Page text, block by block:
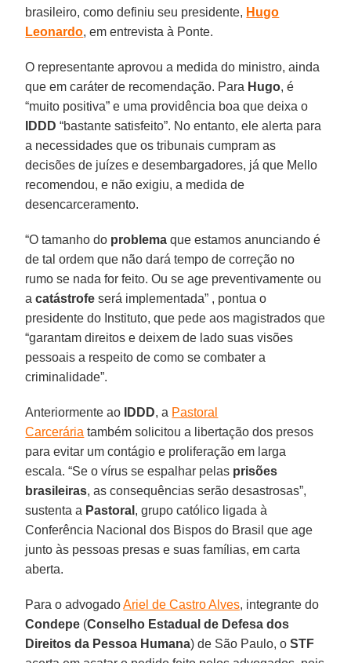
brasileiro, como definiu seu presidente, Hugo
Leonardo, em entrevista à Ponte.
O representante aprovou a medida do ministro, ainda
que em caráter de recomendação. Para Hugo, é
“muito positiva” e uma providência boa que deixa o
IDDD “bastante satisfeito”. No entanto, ele alerta para
a necessidades que os tribunais cumpram as
decisões de juízes e desembargadores, já que Mello
recomendou, e não exigiu, a medida de
desencarceramento.
“O tamanho do problema que estamos anunciando é
de tal ordem que não dará tempo de correção no
rumo se nada for feito. Ou se age preventivamente ou
acatástrofe será implementada” , pontua o
presidente do Instituto, que pede aos magistrados que
“garantam direitos e deixem de lado suas visões
pessoais a respeito de como se combater a
criminalidade”.
Anteriormente ao IDDD, a Pastoral
Carcerária também solicitou a libertação dos presos
para evitar um contágio e proliferação em larga
escala. “Se o vírus se espalhar pelas prisões
brasileiras, as consequências serão desastrosas”,
sustenta a Pastoral , grupo católico ligada à
Conferência Nacional dos Bispos do Brasil que age
junto às pessoas presas e suas famílias, em carta
aberta.
Para o advogadoAriel de Castro Alves, integrante do
Condepe (Conselho Estadual de Defesa dos
Direitos da Pessoa Humana) de São Paulo, oSTF